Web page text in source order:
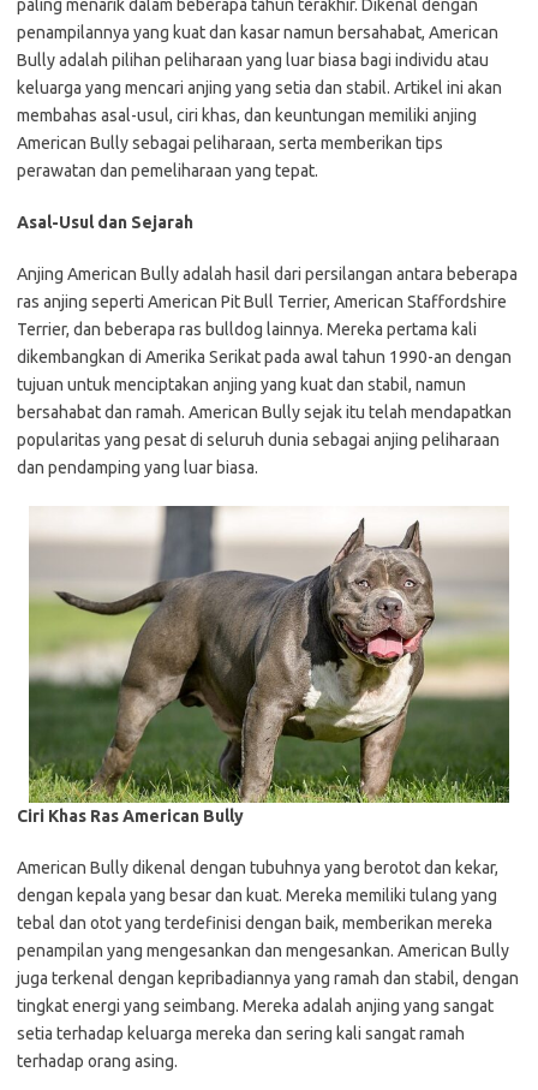
paling menarik dalam beberapa tahun terakhir. Dikenal dengan
penampilannya yang kuat dan kasar namun bersahabat, American
Bully adalah pilihan peliharaan yang luar biasa bagi individu atau
keluarga yang mencari anjing yang setia dan stabil. Artikel ini akan
membahas asal-usul, ciri khas, dan keuntungan memiliki anjing
American Bully sebagai peliharaan, serta memberikan tips
perawatan dan pemeliharaan yang tepat.
Asal-Usul dan Sejarah
Anjing American Bully adalah hasil dari persilangan antara beberapa
ras anjing seperti American Pit Bull Terrier, American Staffordshire
Terrier, dan beberapa ras bulldog lainnya. Mereka pertama kali
dikembangkan di Amerika Serikat pada awal tahun 1990-an dengan
tujuan untuk menciptakan anjing yang kuat dan stabil, namun
bersahabat dan ramah. American Bully sejak itu telah mendapatkan
popularitas yang pesat di seluruh dunia sebagai anjing peliharaan
dan pendamping yang luar biasa.
Ciri Khas Ras American Bully
American Bully dikenal dengan tubuhnya yang berotot dan kekar,
dengan kepala yang besar dan kuat. Mereka memiliki tulang yang
tebal dan otot yang terdefinisi dengan baik, memberikan mereka
penampilan yang mengesankan dan mengesankan. American Bully
juga terkenal dengan kepribadiannya yang ramah dan stabil, dengan
tingkat energi yang seimbang. Mereka adalah anjing yang sangat
setia terhadap keluarga mereka dan sering kali sangat ramah
terhadap orang asing.